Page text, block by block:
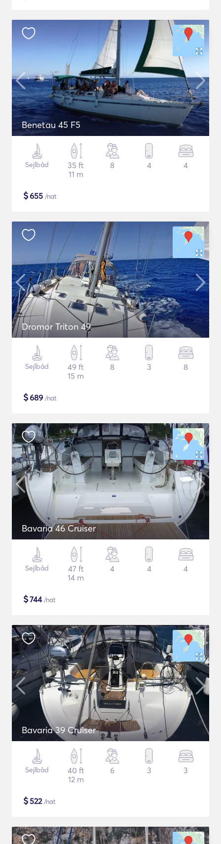
Benetau 45 F5
Sejlbåd
35 ft
11 m
8 4 4
$655 /nat
Dromor Triton 49
Sejlbåd
49 ft
15 m
8 3 8
$689 /nat
Bavaria 46 Cruiser
Sejlbåd
47 ft
14 m
4 4 4
$744/nat
Bavaria 39 Cruiser
Sejlbåd
40 ft
12 m
6 3 3
$522/nat